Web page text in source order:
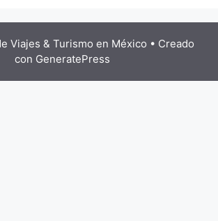
Viajes & Turismo en México • Creado
con GeneratePress